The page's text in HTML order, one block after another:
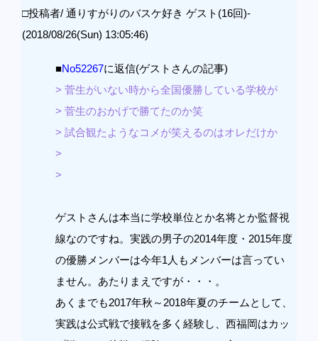
□投稿者/ 通りすがりのバスケ好き ゲスト(16回)-
(2018/08/26(Sun) 13:05:46)
■No52267に返信(ゲストさんの記事)
> 菅生がいない時から全国優勝している学校が
> 菅生のおかげで勝てたのか笑
> 試合観たようなコメが笑えるのはオレだけか
>
>
ゲストさんは本当に学校単位とか名将とか監督視
線なのですね。実践の男子の2014年度・2015年度
の優勝メンバーは今年1人もメンバーは言ってい
ません。あたりまえですが・・・。
あくまでも2017年秋～2018年夏のチームとして、
実践は公式戦で接戦を多く経験し、西福岡はカッ